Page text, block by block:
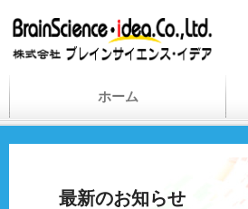
ホーム
最新のお知らせ